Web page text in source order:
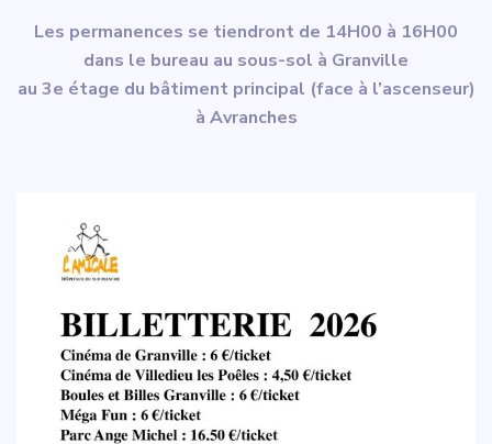
Les permanences se tiendront de 14H00 à 16H00
dans le bureau au sous-sol à Granville
au 3e étage du bâtiment principal (face à l’ascenseur)
à Avranches